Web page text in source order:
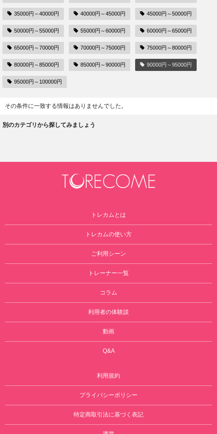
35000円～40000円 40000円～45000円 45000円～50000円
50000円～55000円 55000円～60000円 60000円～65000円
65000円～70000円 70000円～75000円 75000円～80000円
80000円～85000円 85000円～90000円 90000円～95000円
95000円～100000円
その条件に一致する情報はありませんでした。
別のカテゴリから探してみましょう
トレカムとは
トレカムの使い方
ご利用シーン
トレーナー一覧
コラム
利用者の体験談
動画
Q&A
利用規約
プライバシーポリシー
特定商取引法に基づく表記